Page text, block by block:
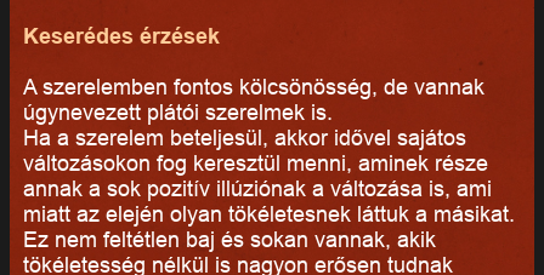
Keserédes érzések
A szerelemben fontos kölcsönösség, de vannak
úgynevezett plátói szerelmek is.
Ha a szerelem beteljesül, akkor idővel sajátos
változásokon fog keresztül menni, aminek része
annak a sok pozitív illúziónak a változása is, ami
miatt az elején olyan tökéletesnek láttuk a másikat.
Ez nem feltétlen baj és sokan vannak, akik
tökéletesség nélkül is nagyon erősen tudnak